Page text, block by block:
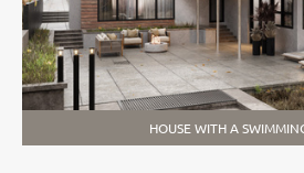
HOUSE WITH A